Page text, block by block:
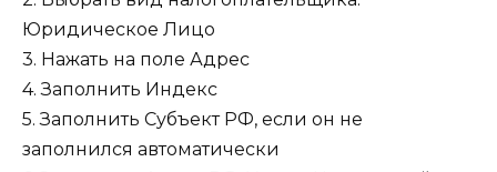
Юридическое Лицо
3. Нажать на поле Адрес
4. Заполнить Индекс
5. Заполнить Субъект РФ, если он не
заполнился автоматически